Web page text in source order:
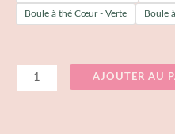
Boule à thé Cœur - Verte Boule
AJOUTER AU